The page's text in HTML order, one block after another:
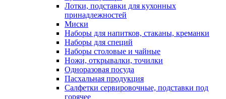
Лотки, подставки для кухонных
принадлежностей
Миски
Наборы для напитков, стаканы, креманки
Наборы для специй
Наборы столовые и чайные
Ножи, открывалки, точилки
Одноразовая посуда
Пасхальная продукция
Салфетки сервировочные, подставки под
горячее